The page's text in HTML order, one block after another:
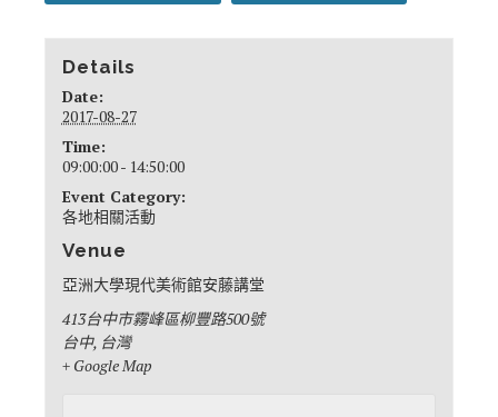
Details
Date:
2017-08-27
Time:
09:00:00 - 14:50:00
Event Category:
各地相關活動
Venue
亞洲大學現代美術館安藤講堂
413台中市霧峰區柳豐路500號
台中, 台灣
+ Google Map